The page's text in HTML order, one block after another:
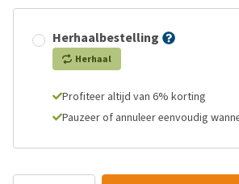
Herhaalbestelling
Herhaal
Profiteer altijd van 6% korting
Pauzeer of annuleer eenvoudig